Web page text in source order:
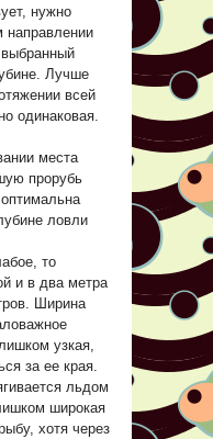
нужно
направлении
выбранный
Лучше
всей
одинаковая.
места
прорубь
ловли
то
и в два метра
Ширина
узкая,
за ее края.
льдом
широкая
хотя через